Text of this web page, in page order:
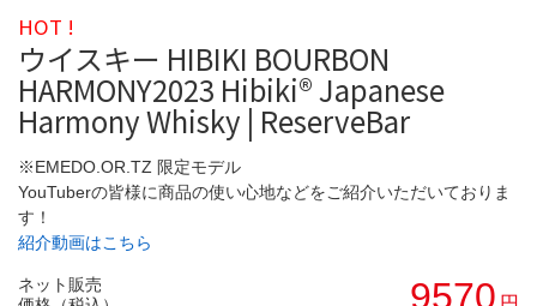
HOT !
ウイスキー HIBIKI BOURBON
HARMONY2023 Hibiki®️ Japanese
Harmony Whisky | ReserveBar
※EMEDO.OR.TZ 限定モデル
YouTuberの皆様に商品の使い心地などをご紹介いただいておりま
す！
紹介動画はこちら
ネット販売
9570